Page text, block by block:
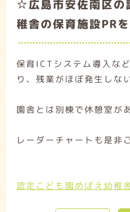
☆広島市安佐南区の
稚舎の保育施設PR
保育ICTシステム導入な
り、残業がほぼ発生しな
園舎とは別棟で休憩室が
レーダーチャートも是非
認定こども園めばえ幼稚